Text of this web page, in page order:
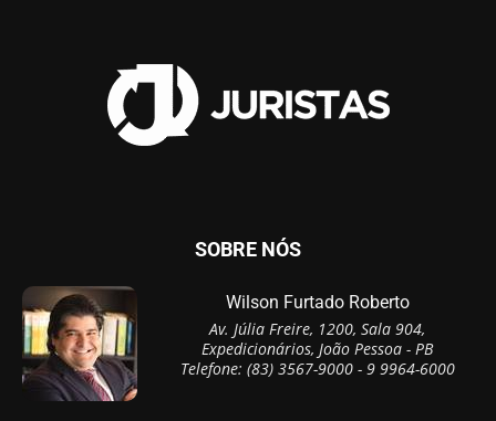
SOBRE NÓS
Wilson Furtado Roberto
Av. Júlia Freire, 1200, Sala 904,
Expedicionários, João Pessoa - PB
Telefone: (83) 3567-9000 - 9 9964-6000